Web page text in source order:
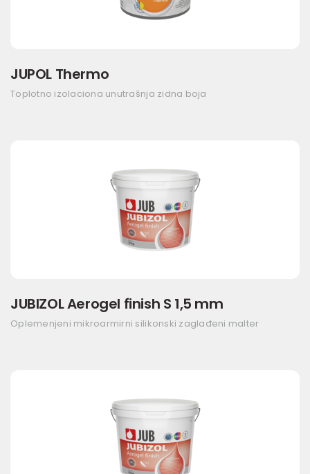
JUPOL Thermo
Toplotno izolaciona unutrašnja zidna boja
JUBIZOL Aerogel finish S 1,5 mm
Oplemenjeni mikroarmirni silikonski zaglađeni malter